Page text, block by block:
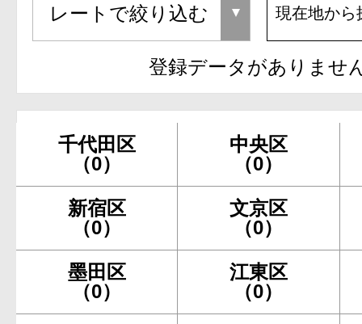
現在地から
登録データがありませ
千代田区
（0）
中央区
（0）
新宿区
（0）
文京区
（0）
墨田区
（0）
江東区
（0）